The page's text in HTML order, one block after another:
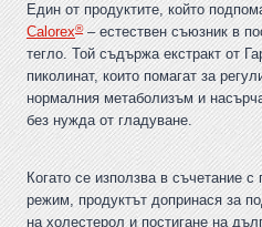
Един от продуктите, който
Calorex®– естествен съюзник в
тегло. Той съдържа екстракт от
пиколинат, които помагат за
нормалния метаболизъм и
без нужда от гладуване.
Когато се използва в съчетание
режим, продуктът допринася за
на холестерол и постигане на